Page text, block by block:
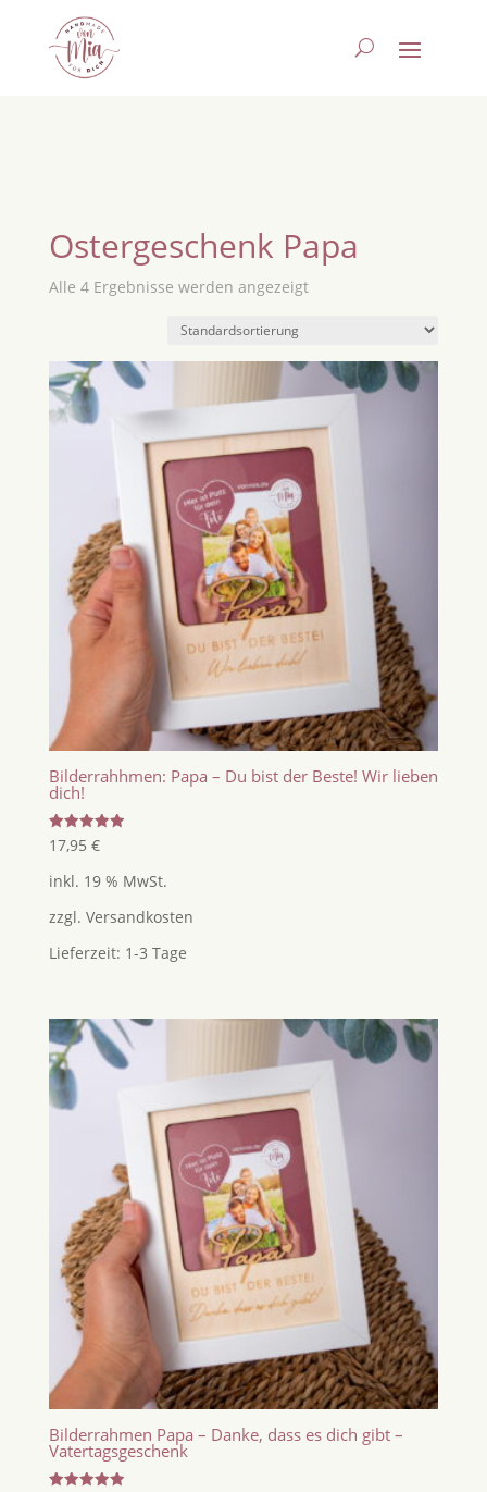
Ostergeschenk Papa
Alle 4 Ergebnisse werden angezeigt
Bilderrahhmen: Papa – Du bist der Beste! Wir lieben
dich!
Bewertet
mit
von 5
17,95 €
inkl. 19 % MwSt.
zzgl. Versandkosten
Lieferzeit: 1-3 Tage
Bilderrahmen Papa – Danke, dass es dich gibt –
Vatertagsgeschenk